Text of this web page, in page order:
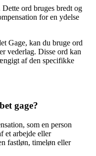
ord bruges bredt og
for en ydelse
Gage, kan du bruge ord
vederlag. Disse ord kan
af den specifikke
gage?
som en person
et arbejde eller
fastløn, timeløn eller